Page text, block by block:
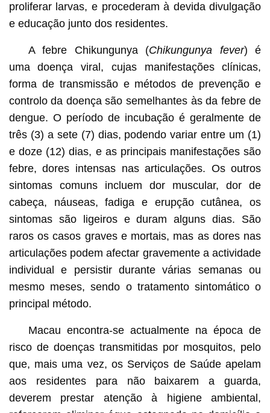
proliferar larvas, e procederam à devida divulgação
e educação junto dos residentes.
A febre Chikungunya (Chikungunya fever) é
uma doença viral, cujas manifestações clínicas,
forma de transmissão e métodos de prevenção e
controlo da doença são semelhantes às da febre de
dengue. O período de incubação é geralmente de
três (3) a sete (7) dias, podendo variar entre um (1)
e doze (12) dias, e as principais manifestações são
febre, dores intensas nas articulações. Os outros
sintomas comuns incluem dor muscular, dor de
cabeça, náuseas, fadiga e erupção cutânea, os
sintomas são ligeiros e duram alguns dias. São
raros os casos graves e mortais, mas as dores nas
articulações podem afectar gravemente a actividade
individual e persistir durante várias semanas ou
mesmo meses, sendo o tratamento sintomático o
principal método.
Macau encontra-se actualmente na época de
risco de doenças transmitidas por mosquitos, pelo
que, mais uma vez, os Serviços de Saúde apelam
aos residentes para não baixarem a guarda,
deverem prestar atenção à higiene ambiental,